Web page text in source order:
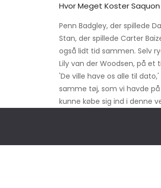
Hvor Meget Koster Saquon
Penn Badgley, der spillede
Stan, der spillede Carter
også lidt tid sammen. Selv
Lily van der Woodsen, på et
'De ville have os alle til
samme tøj, som vi havde
kunne købe sig ind i denne